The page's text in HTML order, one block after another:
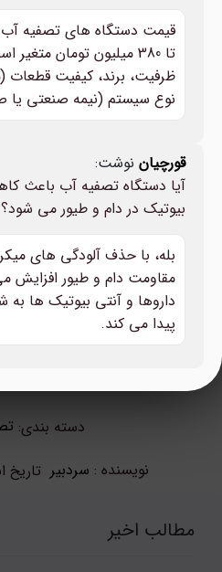
تا 380 میلیون تومان
ظرفیت، برند، کیفیت قطعات
نوع سیستم (نیمه صنعتی یا
قورچیان نوشت:
آیا دستگاه تصفیه آب باعث
بیوتیک در دام و طیور می شود؟
بله، با حذف آلودگی های
مقاومت دام و طیور افزایش
داروها و آنتی بیوتیک
پیدا می کند.
دسته بندی:
نویسنده : سردبیر تاریخ
مطالب اخیر